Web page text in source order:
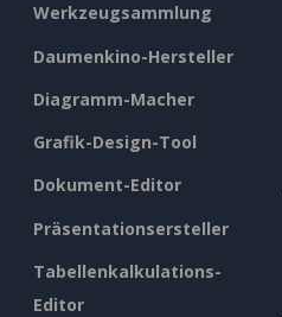
Werkzeugsammlung
Daumenkino-Hersteller
Diagramm-Macher
Grafik-Design-Tool
Dokument-Editor
Präsentationsersteller
Tabellenkalkulations-
Editor